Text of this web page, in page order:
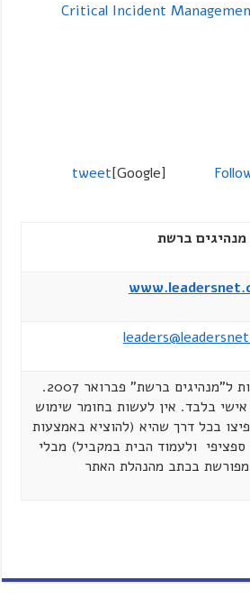
tweet[Google]
מנהיגים ברשת
© כל הזכויות שמורות ל"מנהיגים ברשת" פברואר 2007.
בלבד. אין לעשות בחומר שימוש
בכל דרך שהיא (להוציא באמצעות
ולעמוד הבית במקביל) מבלי
בכתב מהנהלת האתר